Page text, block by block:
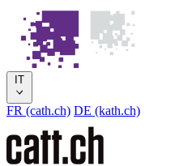
IT
FR (cath.ch) DE (kath.ch)